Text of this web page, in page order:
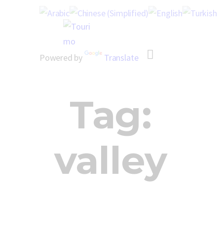
Tag:
valley
Home
About Us
Our People
Our Services
Contacts
Powered by Translate